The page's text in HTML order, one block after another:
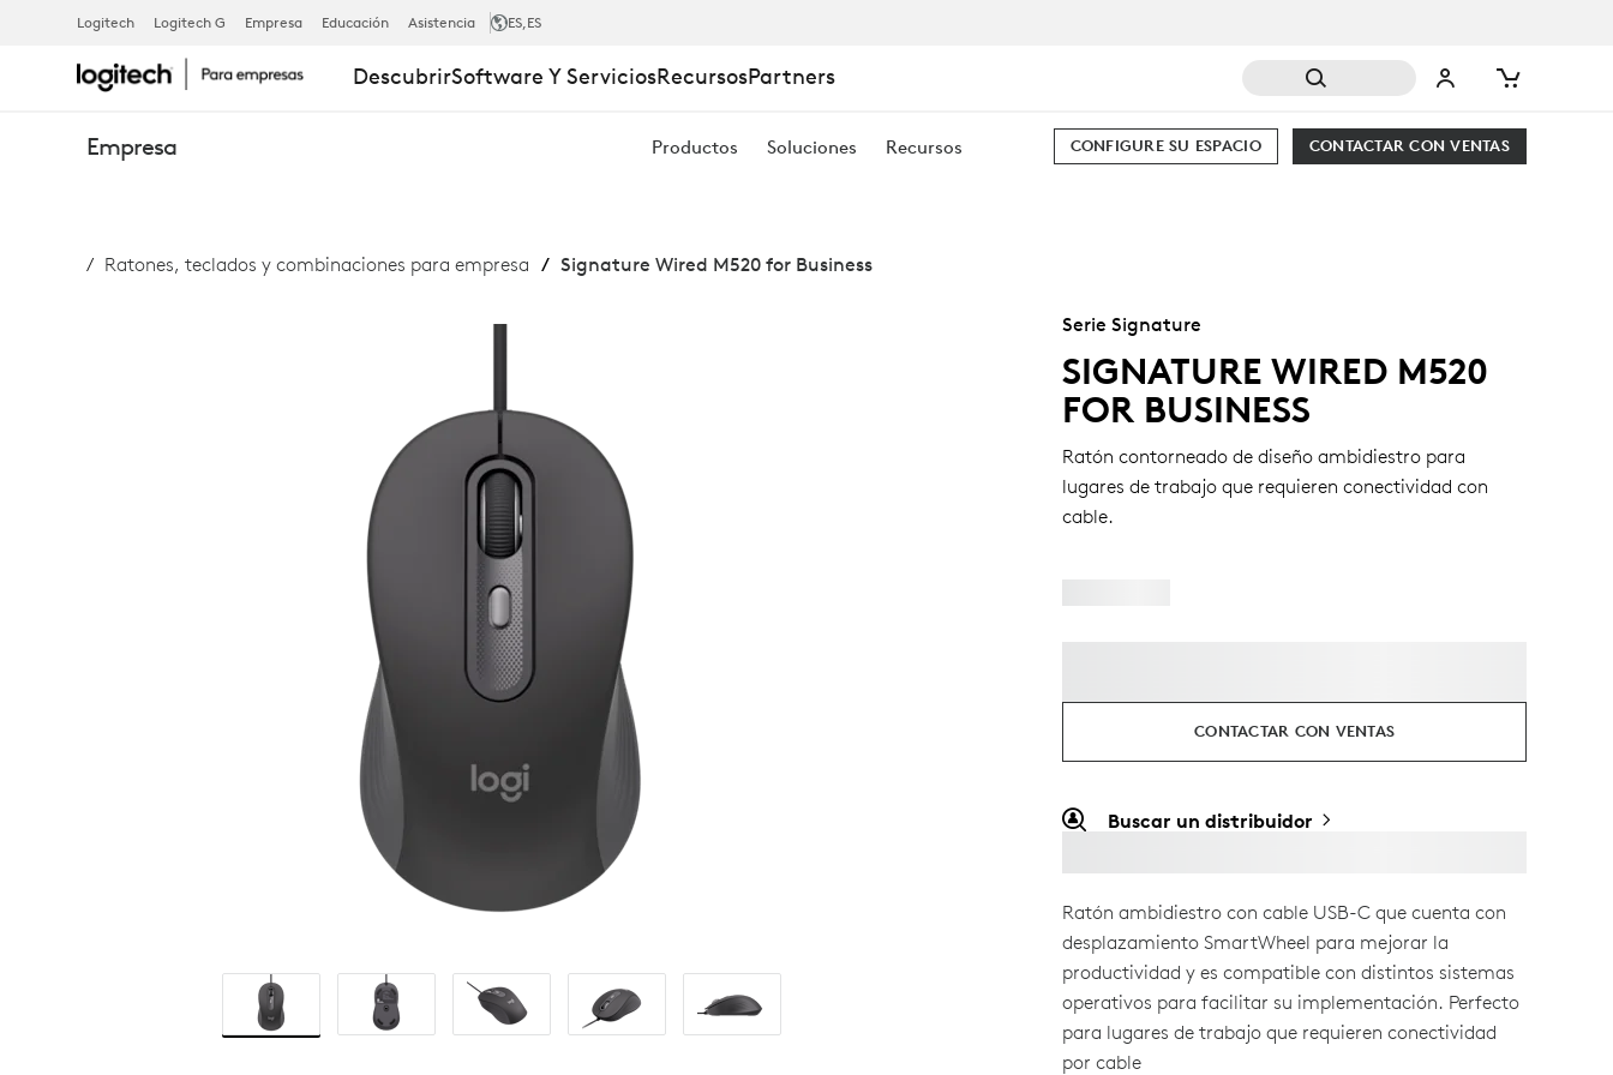
SIGNATURE
WIRED
M520
Logitech Logitech G Empresa Educación Asistencia ES,ES
DescubrirSoftware Y ServiciosRecursosPartners
Empresa Productos Soluciones Recursos CONTACTAR CON VENTAS
CONFIGURE SU ESPACIO
Ratones, teclados y combinaciones para empresa Signature Wired M520 for Business
Serie Signature
SIGNATURE WIRED M520
FOR BUSINESS
Ratón contorneado de diseño ambidiestro para
lugares de trabajo que requieren conectividad con
cable.
CONTACTAR CON VENTAS
Buscar un distribuidor
Ratón ambidiestro con cable USB-C que cuenta con
desplazamiento SmartWheel para mejorar la
productividad y es compatible con distintos sistemas
operativos para facilitar su implementación. Perfecto
para lugares de trabajo que requieren conectividad
por cable